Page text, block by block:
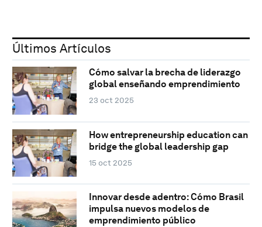
Últimos Artículos
Cómo salvar la brecha de liderazgo
global enseñando emprendimiento
23 oct 2025
How entrepreneurship education can
bridge the global leadership gap
15 oct 2025
Innovar desde adentro: Cómo Brasil
impulsa nuevos modelos de
emprendimiento público